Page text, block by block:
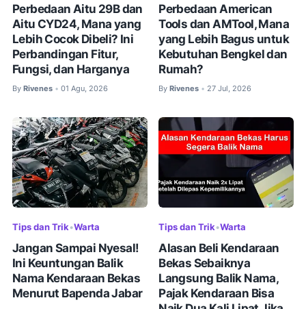
Perbedaan Aitu 29B dan
Aitu CYD24, Mana yang
Lebih Cocok Dibeli? Ini
Perbandingan Fitur,
Fungsi, dan Harganya
By Rivenes • 01 Agu, 2026
Perbedaan American
Tools dan AMTool, Mana
yang Lebih Bagus untuk
Kebutuhan Bengkel dan
Rumah?
By Rivenes • 27 Jul, 2026
Tips dan Trik•Warta
Jangan Sampai Nyesal!
Ini Keuntungan Balik
Nama Kendaraan Bekas
Menurut Bapenda Jabar
Tips dan Trik•Warta
Alasan Beli Kendaraan
Bekas Sebaiknya
Langsung Balik Nama,
Pajak Kendaraan Bisa